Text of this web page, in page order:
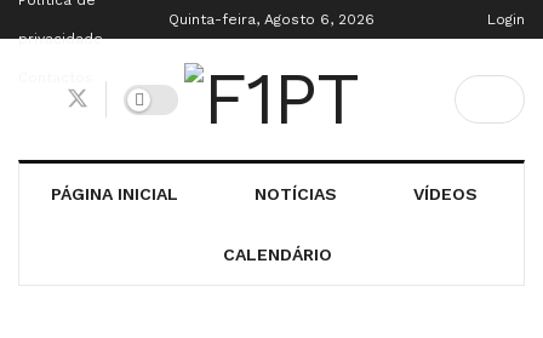
privacidade
Quinta-feira, Agosto 6, 2026 Login
PÁGINA INICIAL NOTÍCIAS VÍDEOS
CALENDÁRIO